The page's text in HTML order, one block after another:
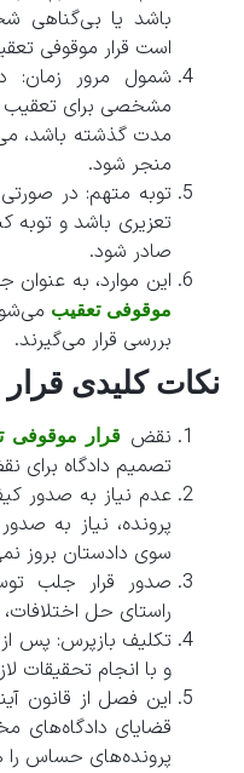
باشد یا بی‌گناهی
است قرار موقوفی
شمول مرور زمان:
مشخصی برای تعقیب
مدت گذشته باشد،
منجر شود.
توبه متهم: در
تعزیری باشد و توبه
صادر شود.
این موارد، به عنوان
موقوفی تعقیب
بررسی قرار می‌گیرند.
نکات کلیدی
نقضقرار موقوفی
تصمیم دادگاه برای
عدم نیاز به صدور
پرونده، نیاز به
سوی دادستان بروز
صدور قرار جلب
راستای حل
تکلیف بازپرس: پس
و با انجام تحقیقات
این فصل از قانون
قضایای دادگاه‌های
پرونده‌های حساس